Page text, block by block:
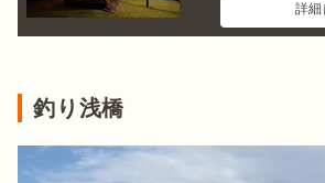
詳
釣り浅橋